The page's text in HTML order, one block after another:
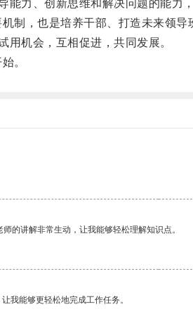
力、创新思维和解决问题的能力，
，也是培养干部、打造未来领导
机会，互相促进，共同发展。
。
的讲解非常生动，让我能够轻松理解知识点。
我能够更轻松地完成工作任务。